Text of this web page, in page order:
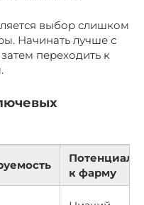
выбор слишком
Начинать лучше с
переходить к
Потенциал
к фарму